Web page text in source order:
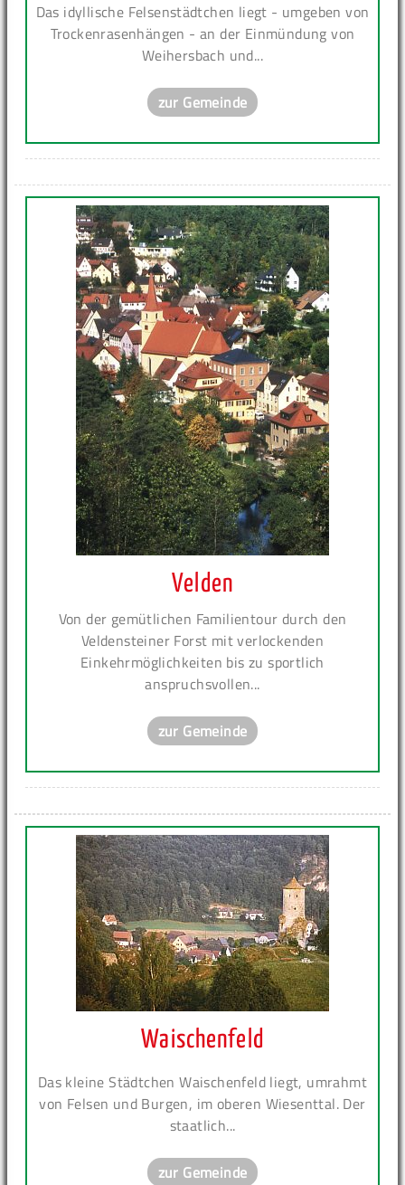
Das idyllische Felsenstädtchen liegt - umgeben von
Trockenrasenhängen - an der Einmündung von
Weihersbach und...
zur Gemeinde
Velden
Von der gemütlichen Familientour durch den
Veldensteiner Forst mit verlockenden
Einkehrmöglichkeiten bis zu sportlich
anspruchsvollen...
zur Gemeinde
Waischenfeld
Das kleine Städtchen Waischenfeld liegt, umrahmt
von Felsen und Burgen, im oberen Wiesenttal. Der
staatlich...
zur Gemeinde